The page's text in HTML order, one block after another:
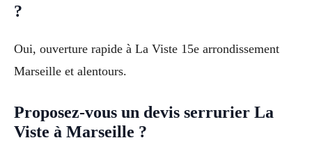
?
Oui, ouverture rapide à La Viste 15e arrondissement
Marseille et alentours.
Proposez-vous un devis serrurier La
Viste à Marseille ?